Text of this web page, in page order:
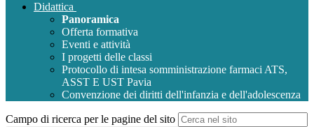
Didattica
Panoramica
Offerta formativa
Eventi e attività
I progetti delle classi
Protocollo di intesa somministrazione farmaci ATS,
ASST E UST Pavia
Convenzione dei diritti dell'infanzia e dell'adolescenza
Campo di ricerca per le pagine del sito